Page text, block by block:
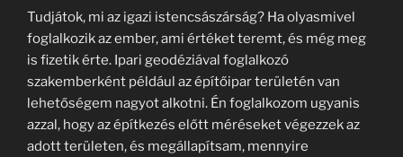
Tudjátok, mi az igazi istencsászárság? Ha olyasmivel
foglalkozik az ember, ami értéket teremt, és még meg
is fizetik érte. Ipari geodéziával foglalkozó
szakemberként például az építőipar területén van
lehetőségem nagyot alkotni. Én foglalkozom ugyanis
azzal, hogy az építkezés előtt méréseket végezzek az
adott területen, és megállapítsam, mennyire